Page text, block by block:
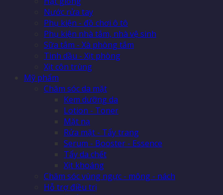
Nước rửa tay
Phụ kiện - đồ chơi ô tô
Phụ kiện nhà tắm, nhà vệ sinh
Sữa tắm - Xà phòng tắm
Tinh dầu - Xịt phòng
Xịt côn trùng
Mỹ phẩm
Chăm sóc da mặt
Kem dưỡng da
Lotion - Toner
Mặt nạ
Rửa mặt - Tẩy trang
Serum - Booster - Essence
Tẩy da chết
Xịt khoáng
Chăm sóc vùng ngực - mông - nách
Hỗ trợ điều trị